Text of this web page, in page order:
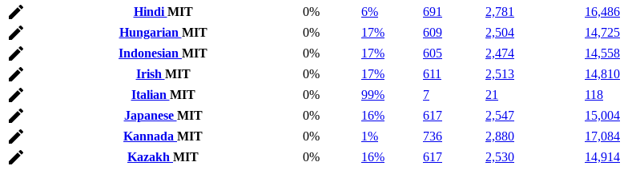
Hindi MIT 0% 6% 691 2,781 16,486
Hungarian MIT 0% 17% 609 2,504 14,725
Indonesian MIT 0% 17% 605 2,474 14,558
Irish MIT 0% 17% 611 2,513 14,810
Italian MIT 0% 99% 7 21 118
Japanese MIT 0% 16% 617 2,547 15,004
Kannada MIT 0% 1% 736 2,880 17,084
Kazakh MIT 0% 16% 617 2,530 14,914